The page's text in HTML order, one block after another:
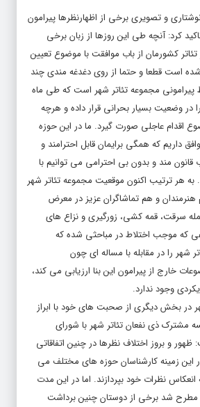
و تصویری برخی از اظهارنظرها پیرامون
کرد: آنچه طی این روزها از زبان برخی
تئاتر کشورمان از باب موافقت با موضوع تعیین
است قطعا و حتما از روی دغدغه مندی چند
پیرامونی مجموعه تئاتر شهر است که طی ماه
در وضعیت بسیار بحرانی قرار داده و هرچه
اقدام عاجلی صورت گیرد. ما در این حوزه
داریم که همگی برایمان قابل احترامند و
مند و بدون بی احترامی می توانیم با
به هر ترتیب اکنون موقعیت مجموعه تئاتر شهر
و هم تماشاگران عزیز در معرض
سرقت، قمه کشی، زورگیری و نزاع های
که موجب اختلاط در مباحثی شده که
شهر را در مقابله با مساله ای چون
خارج از پیرامون این بنا ارزیابی می کند،
وجود ندارد.
در بخش دیگری از صحبت های خود با ابراز
مشترک ذی نفعان تئاتر شهر با شورای
و بروز اختلاف نظرها در چنین اتفاقاتی
زمینه کارشناسان حوزه های مختلف می
انعکاس نظرات خود بپردازند. اما در این مدت
شد برخی از دوستان چنین برداشت